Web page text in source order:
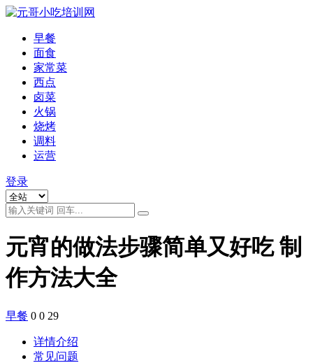
早餐
面食
家常菜
西点
卤菜
火锅
烧烤
调料
运营
登录
元宵的做法步骤简单又好吃 制
作方法大全
早餐 0 0 29
详情介绍
常见问题